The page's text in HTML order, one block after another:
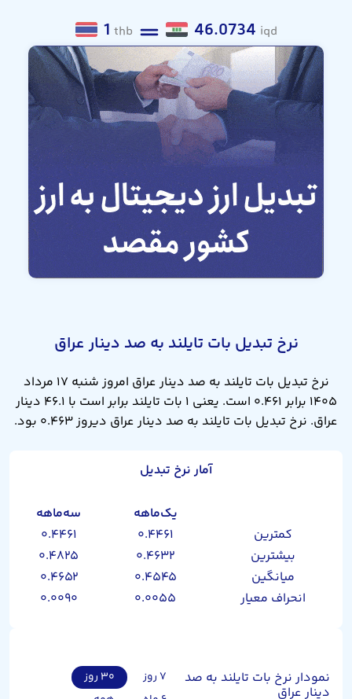
1 thb 46.0734 iqd
نرخ تبدیل بات تایلند به صد دینار عراق
نرخ تبدیل بات تایلند به صد دینار عراق امروز شنبه ۱۷ مرداد
۱۴۰۵ برابر ۰.۴۶۱ است. یعنی ۱ بات تایلند برابر است با ۴۶.۱ دینار
عراق. نرخ تبدیل بات تایلند به صد دینار عراق دیروز ۰.۴۶۳ بود.
آمار نرخ تبدیل
یک‌ماهه
سه‌ماهه
کمترین
۰.۴۴۶۱
۰.۴۴۶۱
بیشترین
۰.۴۶۳۲
۰.۴۸۲۵
میانگین
۰.۴۵۴۵
۰.۴۶۵۲
انحراف معیار
۰.۰۰۵۵ ۰.۰۰۹۰
نمودار نرخ بات تایلند به صد
دینار عراق
۷ روز
۳۰ روز